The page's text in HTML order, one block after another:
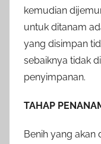
kemudian
untuk ditanam
yang disimpan
sebaiknya tidak
penyimpanan.
TAHAP
Benih yang akan